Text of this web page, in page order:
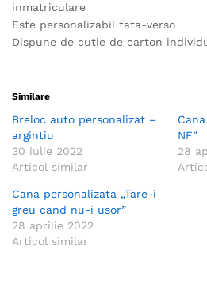
inmatriculare
Este personalizabil fata-verso
Dispune de cutie de carton
Similare
Breloc auto personalizat –
argintiu
30 iulie 2022
Articol similar
NF”
28
Cana personalizata „Tare-i
greu cand nu-i usor”
28 aprilie 2022
Articol similar